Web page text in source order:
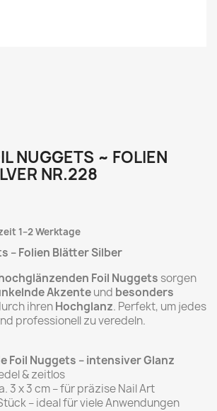
NUGGETS ~ FOLIEN
NR.228
1–2 Werktage
– Folien Blätter Silber
Foil Nuggets sorgen
Akzenteund besonders
ihrenHochglanz. Perfekt, um jedes
professionell zu veredeln.
Foil Nuggets – intensiver Glanz
& zeitlos
3 x 3 cm – für präzise Nail Art
– ideal für viele Anwendungen